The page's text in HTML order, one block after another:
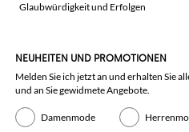
Glaubwürdigkeit und Erfolgen
NEUHEITEN UND PROMOTIONEN
Melden Sie ich jetzt an und erhalten Sie
und an Sie gewidmete Angebote.
Damenmode